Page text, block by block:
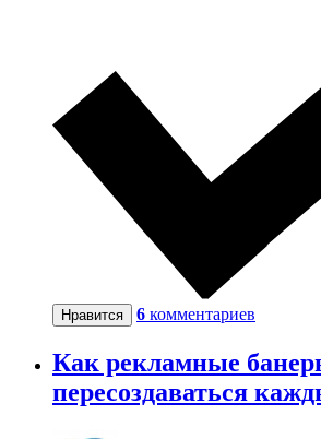
Нравится 6 комментариев
Как рекламные
пересоздаваться